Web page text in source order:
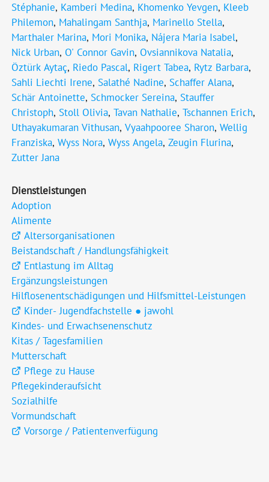
Stéphanie, Kamberi Medina, Khomenko Yevgen, Kleeb
Philemon, Mahalingam Santhja, Marinello Stella,
Marthaler Marina, Mori Monika, Nájera Maria Isabel,
Nick Urban, O' Connor Gavin, Ovsiannikova Natalia,
Öztürk Aytaç, Riedo Pascal, Rigert Tabea, Rytz Barbara,
Sahli Liechti Irene, Salathé Nadine, Schaffer Alana,
Schär Antoinette, Schmocker Sereina, Stauffer
Christoph, Stoll Olivia, Tavan Nathalie, Tschannen Erich,
Uthayakumaran Vithusan, Vyaahpooree Sharon, Wellig
Franziska, Wyss Nora, Wyss Angela, Zeugin Flurina,
Zutter Jana
Dienstleistungen
Adoption
Alimente
Altersorganisationen
Beistandschaft / Handlungsfähigkeit
Entlastung im Alltag
Ergänzungsleistungen
Hilflosenentschädigungen und Hilfsmittel-Leistungen
Kinder- Jugendfachstelle ● jawohl
Kindes- und Erwachsenenschutz
Kitas / Tagesfamilien
Mutterschaft
Pflege zu Hause
Pflegekinderaufsicht
Sozialhilfe
Vormundschaft
Vorsorge / Patientenverfügung